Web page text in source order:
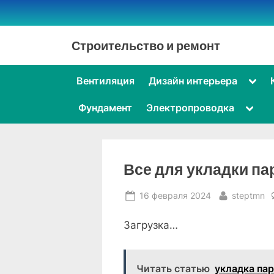
Skip
to
Строительство и ремонт
Вентиляция Дизайн интерьера
Фундамент Электропроводка
Toggle
menu
Все для укладки
Posted
16 февраля 2024 By
steptmn
Загрузка…
Читать статью укладка